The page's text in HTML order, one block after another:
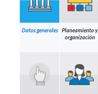
Datos generales
Planeamiento y
organización